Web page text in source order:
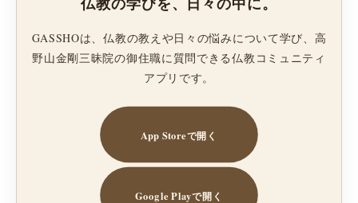
GASSHOは、仏教の教えや日々の悩みについて学び、高
野山金剛三昧院の御住職に質問できる仏教コミュニティ
アプリです。
App Storeで開く
Google Playで開く